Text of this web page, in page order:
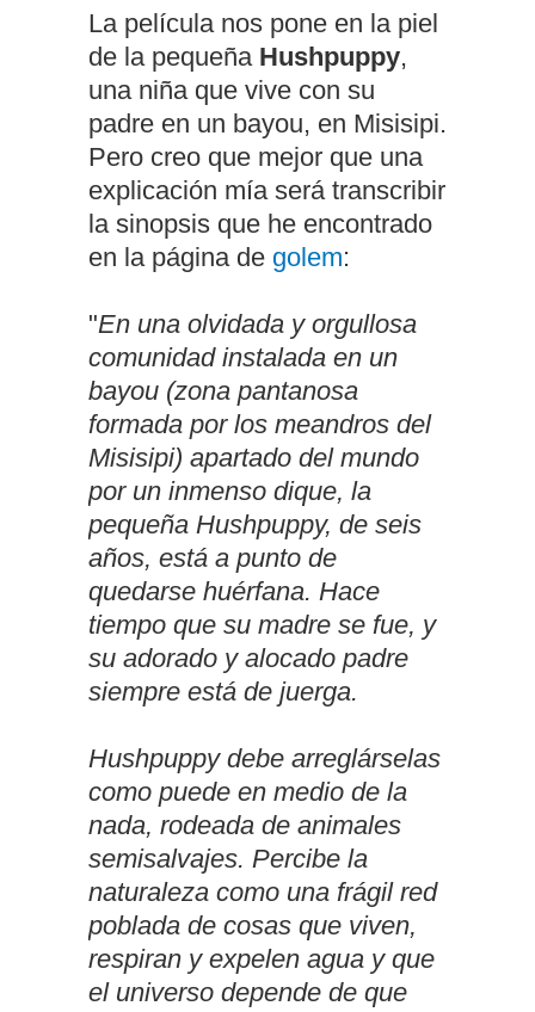
La película nos pone en la piel
de la pequeña Hushpuppy,
una niña que vive con su
padre en un bayou, en Misisipi.
Pero creo que mejor que una
explicación mía será transcribir
la sinopsis que he encontrado
en la página de golem:
"En una olvidada y orgullosa
comunidad instalada en un
bayou (zona pantanosa
formada por los meandros del
Misisipi) apartado del mundo
por un inmenso dique, la
pequeña Hushpuppy, de seis
años, está a punto de
quedarse huérfana. Hace
tiempo que su madre se fue, y
su adorado y alocado padre
siempre está de juerga.
Hushpuppy debe arreglárselas
como puede en medio de la
nada, rodeada de animales
semisalvajes. Percibe la
naturaleza como una frágil red
poblada de cosas que viven,
respiran y expelen agua y que
el universo depende de que